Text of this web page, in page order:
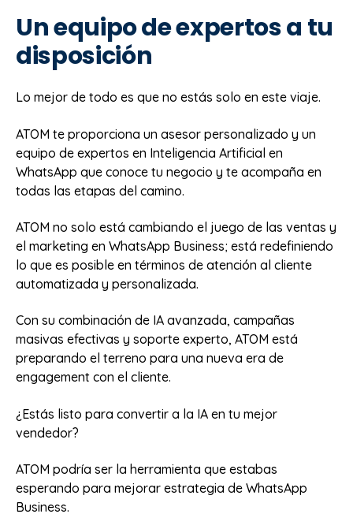
Un equipo de expertos a tu
disposición
Lo mejor de todo es que no estás solo en este viaje.
ATOM te proporciona un asesor personalizado y un
equipo de expertos en Inteligencia Artificial en
WhatsApp que conoce tu negocio y te acompaña en
todas las etapas del camino.
ATOM no solo está cambiando el juego de las ventas y
el marketing en WhatsApp Business; está redefiniendo
lo que es posible en términos de atención al cliente
automatizada y personalizada.
Con su combinación de IA avanzada, campañas
masivas efectivas y soporte experto, ATOM está
preparando el terreno para una nueva era de
engagement con el cliente.
¿Estás listo para convertir a la IA en tu mejor
vendedor?
ATOM podría ser la herramienta que estabas
esperando para mejorar estrategia de WhatsApp
Business.